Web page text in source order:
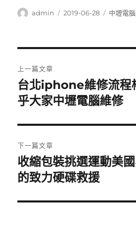
作
admin
發
2019-06-28
分
中壢電
章
導
覽
上一篇文章
上
一
文
章:
台北iphone維修流程
乎大家中壢電腦維修
下一篇文章
下
一
文
收縮包裝挑選運動美
的致力硬碟救援